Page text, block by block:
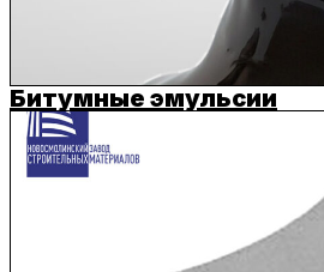
Битумные эмульсии